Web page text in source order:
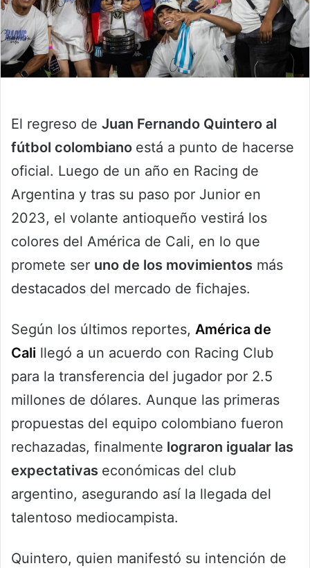
El regreso de Juan Fernando Quintero al
fútbol colombiano está a punto de hacerse
oficial. Luego de un año en Racing de
Argentina y tras su paso por Junior en
2023, el volante antioqueño vestirá los
colores del América de Cali, en lo que
promete ser uno de los movimientos más
destacados del mercado de fichajes.
Según los últimos reportes, América de
Cali llegó a un acuerdo con Racing Club
para la transferencia del jugador por 2.5
millones de dólares. Aunque las primeras
propuestas del equipo colombiano fueron
rechazadas, finalmente lograron igualar las
expectativas económicas del club
argentino, asegurando así la llegada del
talentoso mediocampista.
Quintero, quien manifestó su intención de